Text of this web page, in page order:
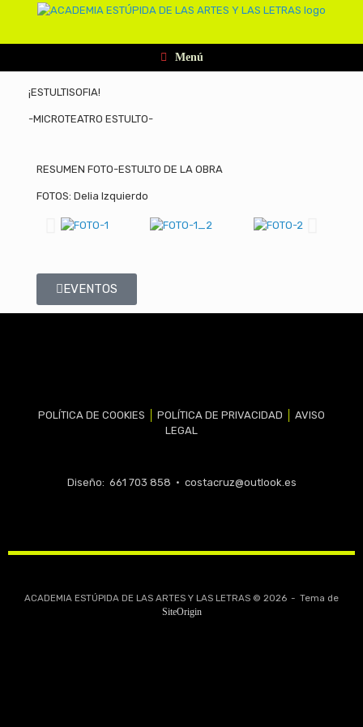
Menú
¡ESTULTISOFIA!
-MICROTEATRO ESTULTO-
RESUMEN FOTO-ESTULTO DE LA OBRA
FOTOS: Delia Izquierdo
EVENTOS
POLÍTICA DE COOKIES POLÍTICA DE PRIVACIDAD
AVISO
LEGAL
Diseño: 661 703 858 • costacruz@outlook.es
ACADEMIA ESTÚPIDA DE LAS ARTES Y LAS LETRAS © 2026 Tema de
SiteOrigin